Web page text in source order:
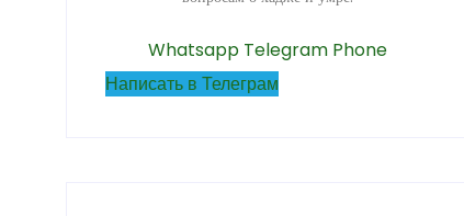
Whatsapp Telegram Phone
Написать в Телеграм